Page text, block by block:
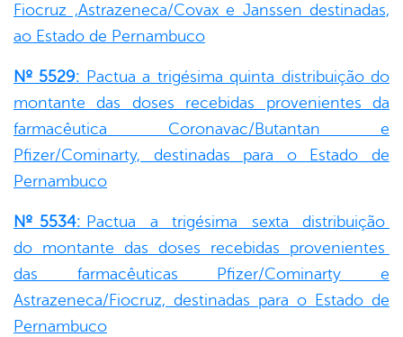
Fiocruz ,Astrazeneca/Covax e Janssen destinadas,
ao Estado de Pernambuco
Nº 5529: Pactua a trigésima quinta distribuição do
montante das doses recebidas provenientes da
farmacêutica Coronavac/Butantan e
Pfizer/Cominarty, destinadas para o Estado de
Pernambuco
Nº 5534:Pactua a trigésima sexta distribuição
do montante das doses recebidas provenientes
das farmacêuticas Pfizer/Cominarty e
Astrazeneca/Fiocruz, destinadas para o Estado de
Pernambuco